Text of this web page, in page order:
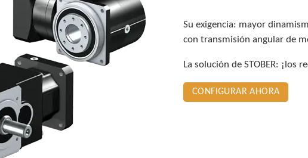
Su exigencia: mayor
con transmisión angular de
La solución de STOBER: ¡los
CONFIGURAR AHORA